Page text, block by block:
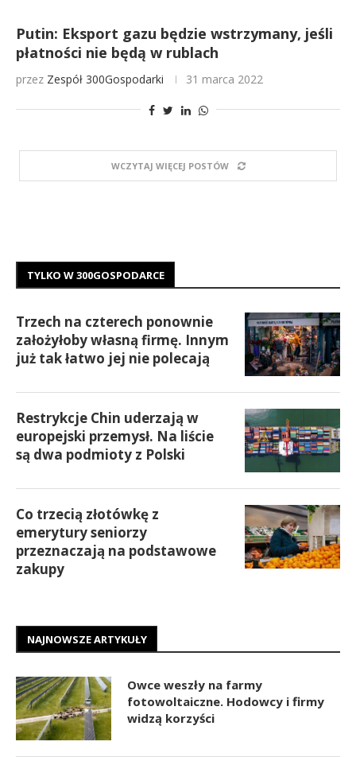
Putin: Eksport gazu będzie wstrzymany, jeśli
płatności nie będą w rublach
przez Zespół 300Gospodarki 31 marca 2022
WCZYTAJ WIĘCEJ POSTÓW
TYLKO W 300GOSPODARCE
Trzech na czterech ponownie
założyłoby własną firmę. Innym
już tak łatwo jej nie polecają
Restrykcje Chin uderzają w
europejski przemysł. Na liście
są dwa podmioty z Polski
Co trzecią złotówkę z
emerytury seniorzy
przeznaczają na podstawowe
zakupy
NAJNOWSZE ARTYKUŁY
Owce weszły na farmy
fotowoltaiczne. Hodowcy i firmy
widzą korzyści